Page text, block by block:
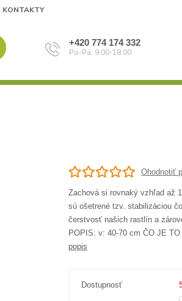
KONTAKTY
+420 774 174 332
Po-Pá: 9:00-18:00
Ohodnotiť
Zachová si rovnaký vzhľad až
sú ošetrené tzv. stabilizáciou
čerstvosť našich rastlín a
POPIS: v: 40-70 cm ČO JE
popis
Dostupnosť